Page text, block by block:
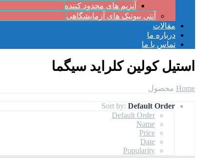
آنزیم های محدود کننده
آنتی بیوتیک های آزمایشگاهی
مقالات
درباره ما
تماس با ما
استیل کولین کلراید سیگما
Home محصول
Sort by: Default Order
Default Order
Name
Price
Date
Popularity